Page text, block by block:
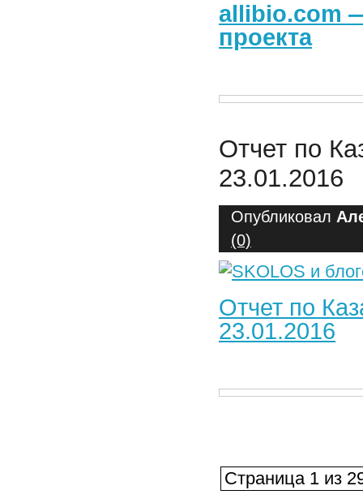
allibio.com
проекта
Отчет по
23.01.2016
Опубликовал
(0)
Отчет по
23.01.2016
Страница 1 из